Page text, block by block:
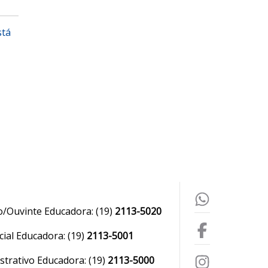
Ouvinte Educadora: (19) 2113-5020
Educadora: (19) 2113-5001
Educadora: (19) 2113-5000